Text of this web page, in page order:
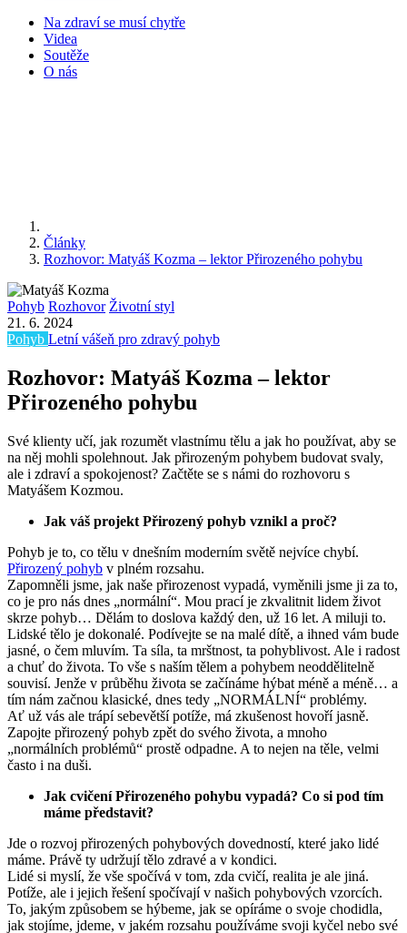
Na zdraví se musí chytře
Videa
Soutěže
O nás
Články
Rozhovor: Matyáš Kozma – lektor Přirozeného pohybu
Pohyb Rozhovor Životní styl
21. 6. 2024
Pohyb Letní vášeň pro zdravý pohyb
Rozhovor: Matyáš Kozma – lektor
Přirozeného pohybu
Své klienty učí, jak rozumět vlastnímu tělu a jak ho používat, aby se
na něj mohli spolehnout. Jak přirozeným pohybem budovat svaly,
ale i zdraví a spokojenost? Začtěte se s námi do rozhovoru s
Matyášem Kozmou.
Jak váš projekt Přirozený pohyb vznikl a proč?
Pohyb je to, co tělu v dnešním moderním světě nejvíce chybí.
Přirozený pohyb v plném rozsahu.
Zapomněli jsme, jak naše přirozenost vypadá, vyměnili jsme ji za to,
co je pro nás dnes „normální“. Mou prací je zkvalitnit lidem život
skrze pohyb… Dělám to doslova každý den, už 16 let. A miluji to.
Lidské tělo je dokonalé. Podívejte se na malé dítě, a ihned vám bude
jasné, o čem mluvím. Ta síla, ta mrštnost, ta pohyblivost. Ale i radost
a chuť do života. To vše s naším tělem a pohybem neoddělitelně
souvisí. Jenže v průběhu života se začínáme hýbat méně a méně… a
tím nám začnou klasické, dnes tedy „NORMÁLNÍ“ problémy.
Ať už vás ale trápí sebevětší potíže, má zkušenost hovoří jasně.
Zapojte přirozený pohyb zpět do svého života, a mnoho
„normálních problémů“ prostě odpadne. A to nejen na těle, velmi
často i na duši.
Jak cvičení Přirozeného pohybu vypadá? Co si pod tím
máme představit?
Jde o rozvoj přirozených pohybových dovedností, které jako lidé
máme. Právě ty udržují tělo zdravé a v kondici.
Lidé si myslí, že vše spočívá v tom, zda cvičí, realita je ale jiná.
Potíže, ale i jejich řešení spočívají v našich pohybových vzorcích.
To, jakým způsobem se hýbeme, jak se opíráme o svoje chodidla,
jak stojíme, jdeme, v jakém rozsahu používáme svoji kyčel nebo své